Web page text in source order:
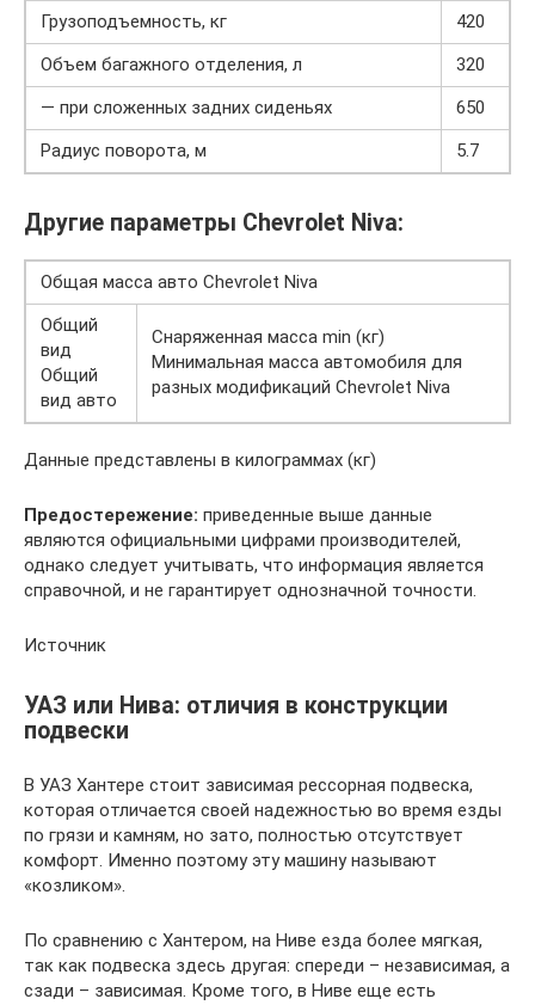
Грузоподъемность, кг
420
Объем багажного отделения, л
320
— при сложенных задних сиденьях
650
Радиус поворота, м
5.7
Другие параметры Chevrolet Niva:
Общая масса авто Chevrolet Niva
Общий
вид
Общий
вид авто
Снаряженная масса min (кг)
Минимальная масса автомобиля для
разных модификаций Chevrolet Niva
Данные представлены в килограммах (кг)
Предостережение: приведенные выше данные
являются официальными цифрами производителей,
однако следует учитывать, что информация является
справочной, и не гарантирует однозначной точности.
Источник
УАЗ или Нива: отличия в конструкции
подвески
В УАЗ Хантере стоит зависимая рессорная подвеска,
которая отличается своей надежностью во время езды
по грязи и камням, но зато, полностью отсутствует
комфорт. Именно поэтому эту машину называют
«козликом».
По сравнению с Хантером, на Ниве езда более мягкая,
так как подвеска здесь другая: спереди – независимая, а
сзади – зависимая. Кроме того, в Ниве еще есть